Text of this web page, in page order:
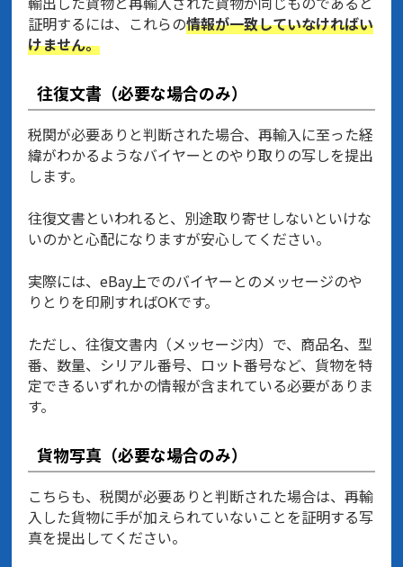
証明するには、これらの情報が一致していなければい
けません。
往復文書（必要な場合のみ）
税関が必要ありと判断された場合、再輸入に至った経
緯がわかるようなバイヤーとのやり取りの写しを提出
します。
往復文書といわれると、別途取り寄せしないといけな
いのかと心配になりますが安心してください。
実際には、eBay上でのバイヤーとのメッセージのや
りとりを印刷すればOKです。
ただし、往復文書内（メッセージ内）で、商品名、型
番、数量、シリアル番号、ロット番号など、貨物を特
定できるいずれかの情報が含まれている必要がありま
す。
貨物写真（必要な場合のみ）
こちらも、税関が必要ありと判断された場合は、再輸
入した貨物に手が加えられていないことを証明する写
真を提出してください。